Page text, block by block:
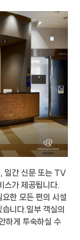
일간 신문 또는 TV
스가 제공됩니다.
한 모든 편의 시설
니다.일부 객실의
하게 투숙하실 수